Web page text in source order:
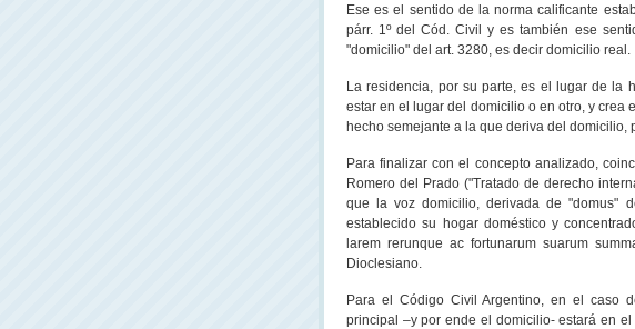
Ese es el sentido de la norma calificante
párr. 1º del Cód. Civil y es también ese
"domicilio" del art. 3280, es decir domicilio real.
La residencia, por su parte, es el lugar de la
estar en el lugar del domicilio o en otro, y crea
hecho semejante a la que deriva del
Para finalizar con el concepto analizado,
Romero del Prado ("Tratado de derecho
que la voz domicilio, derivada de "domus"
establecido su hogar doméstico y
larem rerunque ac fortunarum suarum
Dioclesiano.
Para el Código Civil Argentino, en el caso
principal –y por ende el domicilio- estará en